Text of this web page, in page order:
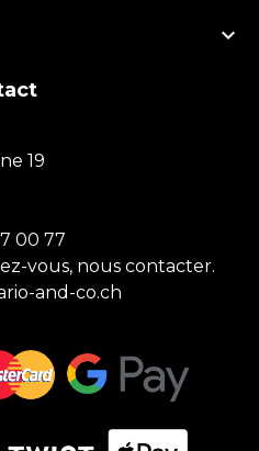

19
00 77
vous, nous contacter.
and-co.ch